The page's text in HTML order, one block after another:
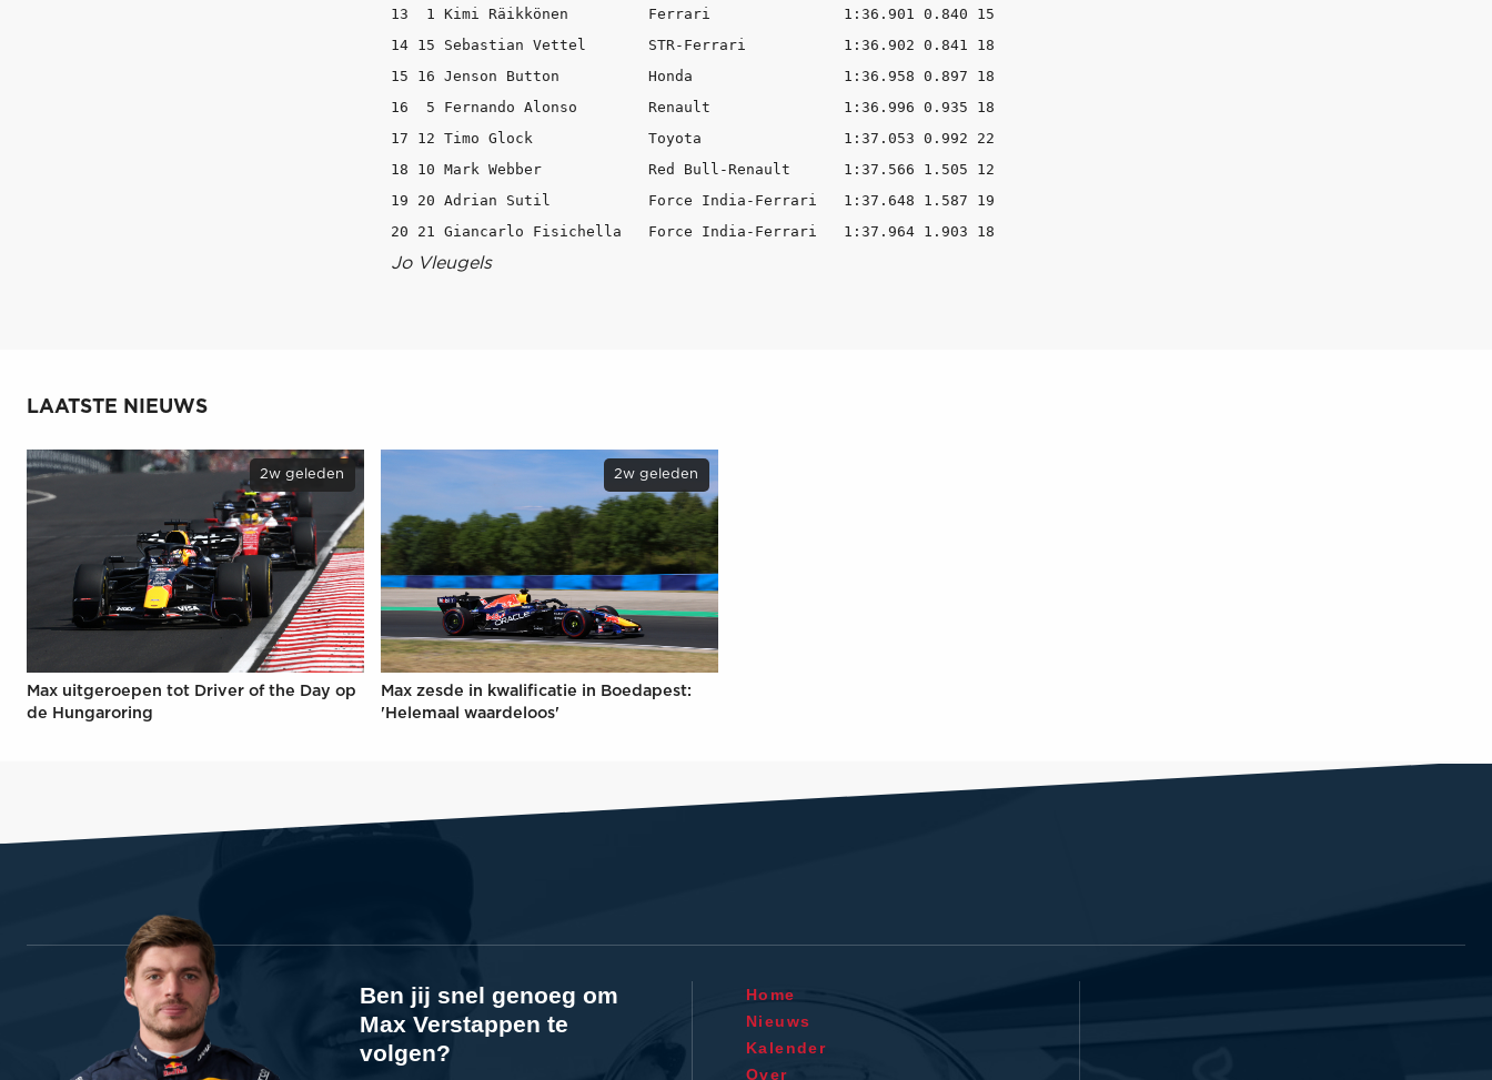
13  1 Kimi Räikkönen         Ferrari               1:36.901 0.840 15
14 15 Sebastian Vettel       STR-Ferrari           1:36.902 0.841 18
15 16 Jenson Button          Honda                 1:36.958 0.897 18
16  5 Fernando Alonso        Renault               1:36.996 0.935 18
17 12 Timo Glock             Toyota                1:37.053 0.992 22
18 10 Mark Webber            Red Bull-Renault      1:37.566 1.505 12
19 20 Adrian Sutil           Force India-Ferrari   1:37.648 1.587 19
Jo Vleugels
LAATSTE NIEUWS
2w geleden
Max uitgeroepen tot Driver of the Day op
de Hungaroring
2w geleden
Max zesde in kwalificatie in Boedapest:
'Helemaal waardeloos'
Ben jij snel genoeg om
Max Verstappen te
volgen?
Home
Nieuws
Kalender
Over